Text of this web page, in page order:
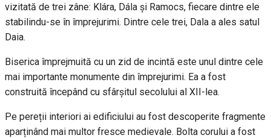
vizitată de trei zâne: Klára, Dála și Ramocs, fiecare dintre ele
stabilindu-se în împrejurimi. Dintre cele trei, Dala a ales satul
Daia.
Biserica împrejmuită cu un zid de incintă este unul dintre cele
mai importante monumente din împrejurimi. Ea a fost
construită începând cu sfârșitul secolului al XII-lea.
Pe pereții interiori ai edificiului au fost descoperite fragmente
aparținând mai multor fresce medievale. Bolta corului a fost